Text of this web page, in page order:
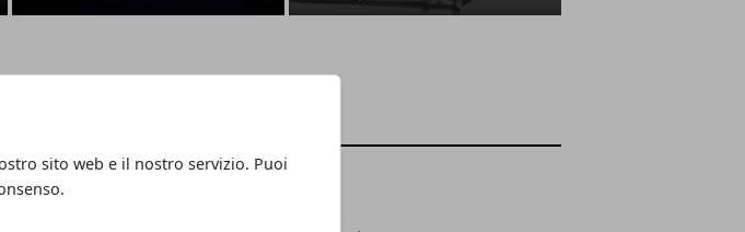
sito web e il nostro servizio. Puoi
per le
Business